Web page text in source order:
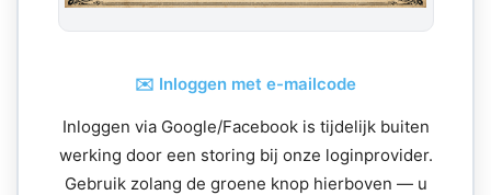
✉️ Inloggen met e-mailcode
Inloggen via Google/Facebook is tijdelijk buiten
werking door een storing bij onze loginprovider.
Gebruik zolang de groene knop hierboven — u